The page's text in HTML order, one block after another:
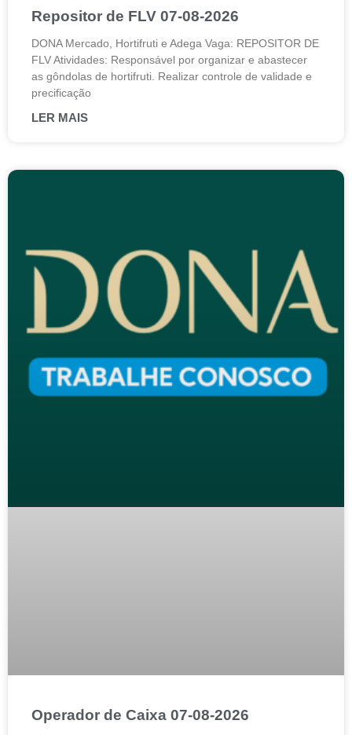
Repositor de FLV 07-08-2026
DONA Mercado, Hortifruti e Adega Vaga: REPOSITOR DE
FLV Atividades: Responsável por organizar e abastecer
as gôndolas de hortifruti. Realizar controle de validade e
precificação
LER MAIS
Operador de Caixa 07-08-2026